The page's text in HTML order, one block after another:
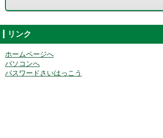
リンク
ホームページへ
パソコンへ
パスワードさいはっこう